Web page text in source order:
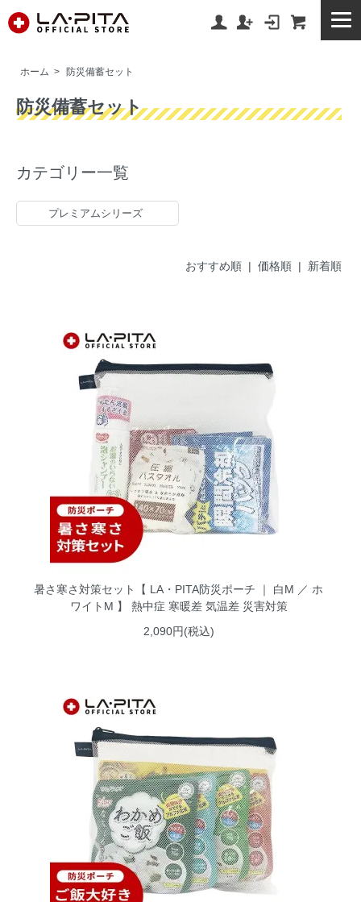
ホーム > 防災備蓄セット
防災備蓄セット
カテゴリー一覧
プレミアムシリーズ
おすすめ順| 価格順 | 新着順
暑さ寒さ対策セット【 LA・PITA防災ポーチ ｜ 白M ／ ホ
ワイトM 】 熱中症 寒暖差 気温差 災害対策
2,090円(税込)